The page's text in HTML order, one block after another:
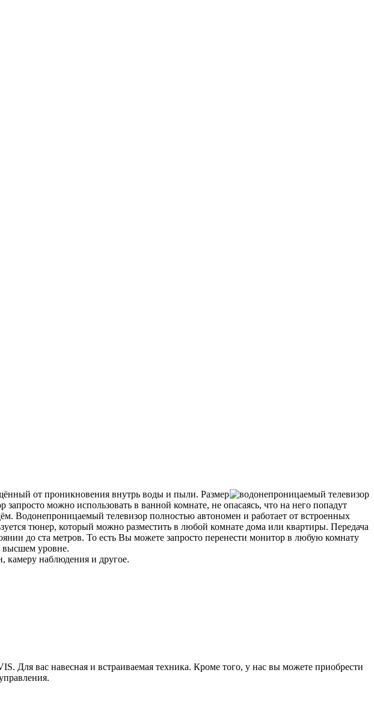
от проникновения внутрь воды и пыли. Размер
можно использовать в ванной комнате, не опасаясь, что на него попадут
Водонепроницаемый телевизор полностью автономен и работает от встроенных
тюнер, который можно разместить в любой комнате дома или квартиры. Передача
до ста метров. То есть Вы можете запросто перенести монитор в любую комнату
высшем уровне.
наблюдения и другое.
Для вас навесная и встраиваемая техника. Кроме того, у нас вы можете приобрести